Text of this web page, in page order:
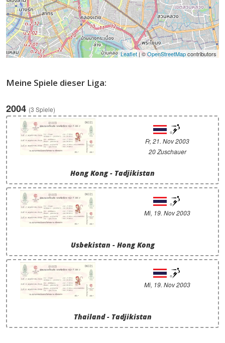
Leaflet| ©OpenStreetMapcontributors
Meine Spiele dieser Liga:
2004 (3 Spiele)
Fr, 21. Nov 2003
20 Zuschauer
Hong Kong - Tadjikistan
Mi, 19. Nov 2003
Usbekistan - Hong Kong
Mi, 19. Nov 2003
Thailand - Tadjikistan